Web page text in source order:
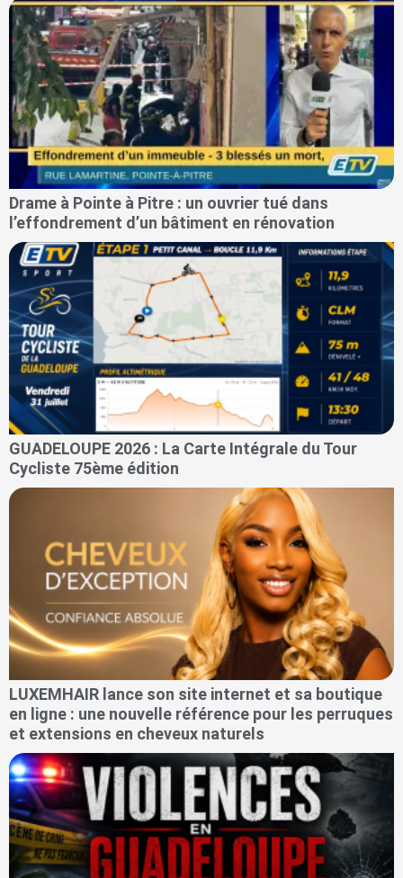
Drame à Pointe à Pitre : un ouvrier tué dans
l’effondrement d’un bâtiment en rénovation
GUADELOUPE 2026 : La Carte Intégrale du Tour
Cycliste 75ème édition
LUXEMHAIR lance son site internet et sa boutique
en ligne : une nouvelle référence pour les perruques
et extensions en cheveux naturels